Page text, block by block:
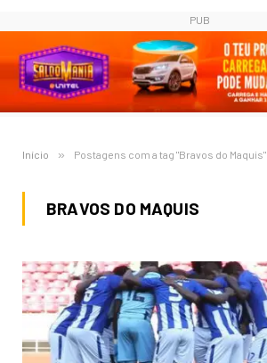
PUB
Início » Postagens com a tag "Bravos do Maquis"
BRAVOS DO MAQUIS